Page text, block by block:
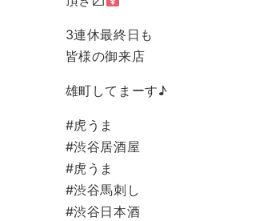
3連休最終日も
皆様の御来店
雄町してまーす♪
#虎うま
#渋谷居酒屋
#虎うま
#渋谷馬刺し
#渋谷日本酒